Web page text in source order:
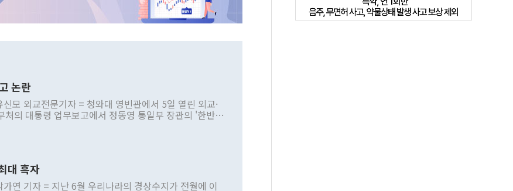
논란
모 외교전문기자 = 청와대 영빈관에서 5일 열린 외교·
처의 대통령 업무보고에서 정동영 통일부 장관의 '한반도
조율을 거치지 않은 사안을 정책으로 추진하겠다고 공
한 비현실적 구상'이라는 비판을 내놨다. 그동안 정 장
련 발언이 물의를 빚은 적은 여러 번 있지만 대통령과 유
대 흑자
연 기자 = 지난 6월 우리나라의 경상수지가 전월에 이